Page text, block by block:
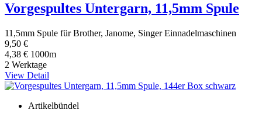
Vorgespultes Untergarn, 11,5mm Spule
11,5mm Spule für Brother, Janome, Singer Einnadelmaschinen
9,50 €
4,38 € 1000m
2 Werktage
View Detail
Artikelbündel